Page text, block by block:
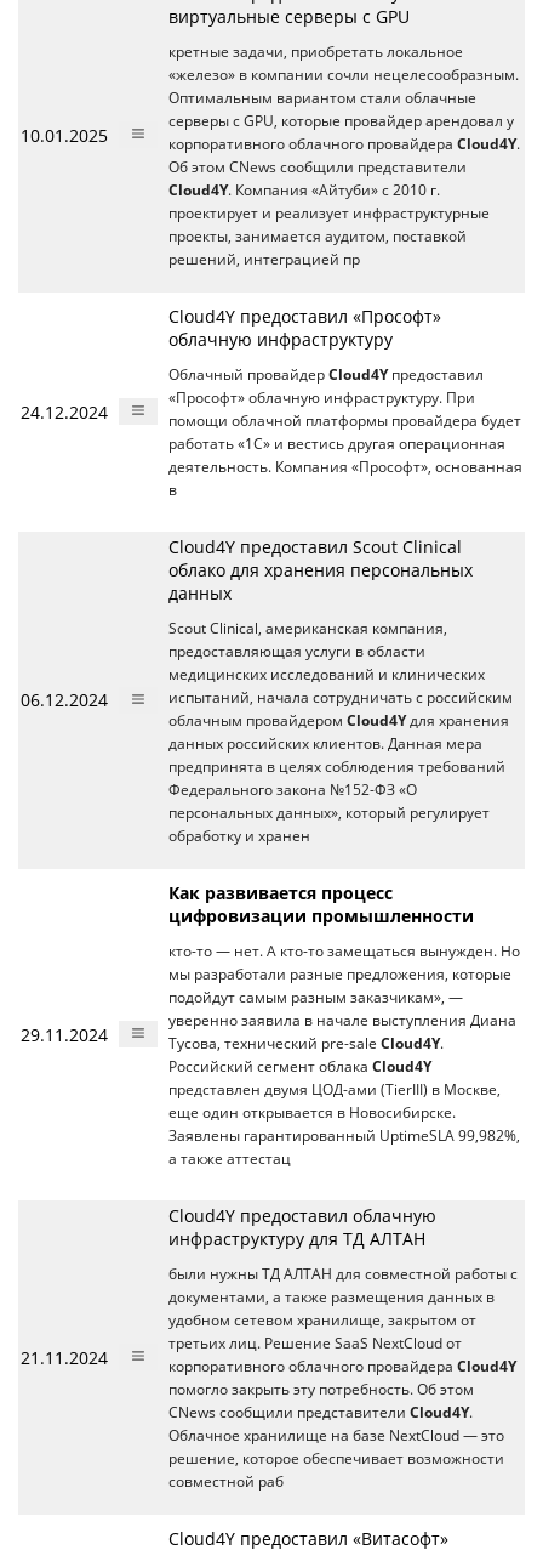
10.01.2025
виртуальные серверы c GPU
кретные задачи, приобретать локальное
«железо» в компании сочли нецелесообразным.
Оптимальным вариантом стали облачные
серверы с GPU, которые провайдер арендовал у
корпоративного облачного провайдера Cloud4Y.
Об этом CNews сообщили представители
Cloud4Y. Компания «Айтуби» с 2010 г.
проектирует и реализует инфраструктурные
проекты, занимается аудитом, поставкой
решений, интеграцией пр
24.12.2024
Cloud4Y предоставил «Прософт»
облачную инфраструктуру
Облачный провайдер Cloud4Yпредоставил
«Прософт» облачную инфраструктуру. При
помощи облачной платформы провайдера будет
работать «1С» и вестись другая операционная
деятельность. Компания «Прософт», основанная
в
06.12.2024
Cloud4Y предоставил Scout Clinical
облако для хранения персональных
данных
Scout Clinical, американская компания,
предоставляющая услуги в области
медицинских исследований и клинических
испытаний, начала сотрудничать с российским
облачным провайдером Cloud4Yдля хранения
данных российских клиентов. Данная мера
предпринята в целях соблюдения требований
Федерального закона №152-ФЗ «О
персональных данных», который регулирует
обработку и хранен
29.11.2024
Как развивается процесс
цифровизации промышленности
кто-то — нет. А кто-то замещаться вынужден. Но
мы разработали разные предложения, которые
подойдут самым разным заказчикам», —
уверенно заявила в начале выступления Диана
Тусова, технический pre-sale Cloud4Y.
Российский сегмент облака Cloud4Y
представлен двумя ЦОД-ами (TierIII) в Москве,
еще один открывается в Новосибирске.
Заявлены гарантированный UptimeSLA 99,982%,
а также аттестац
21.11.2024
Cloud4Y предоставил облачную
инфраструктуру для ТД АЛТАН
были нужны ТД АЛТАН для совместной работы с
документами, а также размещения данных в
удобном сетевом хранилище, закрытом от
третьих лиц. Решение SaaS NextCloud от
корпоративного облачного провайдера Cloud4Y
помогло закрыть эту потребность. Об этом
CNews сообщили представители Cloud4Y.
Облачное хранилище на базе NextCloud — это
решение, которое обеспечивает возможности
совместной раб
Cloud4Y предоставил «Витасофт»